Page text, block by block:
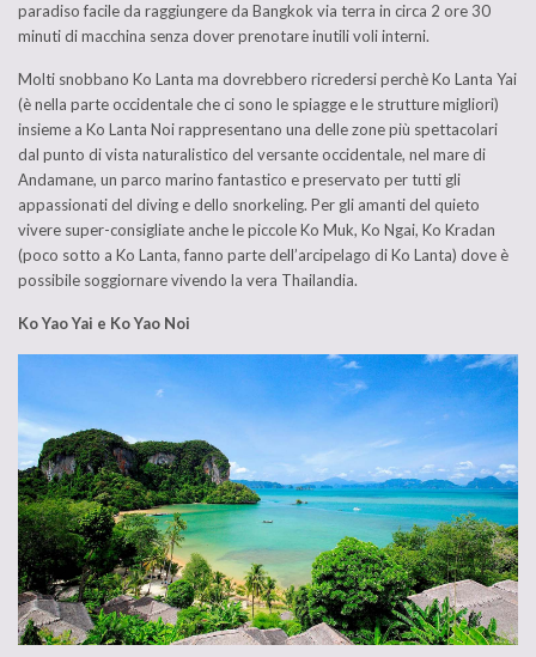
paradiso facile da raggiungere da Bangkok via terra in circa 2 ore 30
minuti di macchina senza dover prenotare inutili voli interni.
Molti snobbano Ko Lanta ma dovrebbero ricredersi perchè Ko Lanta Yai
(è nella parte occidentale che ci sono le spiagge e le strutture migliori)
insieme a Ko Lanta Noi rappresentano una delle zone più spettacolari
dal punto di vista naturalistico del versante occidentale, nel mare di
Andamane, un parco marino fantastico e preservato per tutti gli
appassionati del diving e dello snorkeling. Per gli amanti del quieto
vivere super-consigliate anche le piccole Ko Muk, Ko Ngai, Ko Kradan
(poco sotto a Ko Lanta, fanno parte dell’arcipelago di Ko Lanta) dove è
possibile soggiornare vivendo la vera Thailandia.
Ko Yao Yai e Ko Yao Noi